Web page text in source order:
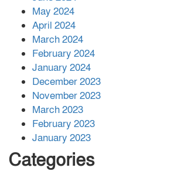
May 2024
April 2024
March 2024
February 2024
January 2024
December 2023
November 2023
March 2023
February 2023
January 2023
Categories